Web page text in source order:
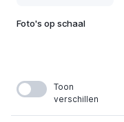
Foto's op schaal
Toon
verschillen